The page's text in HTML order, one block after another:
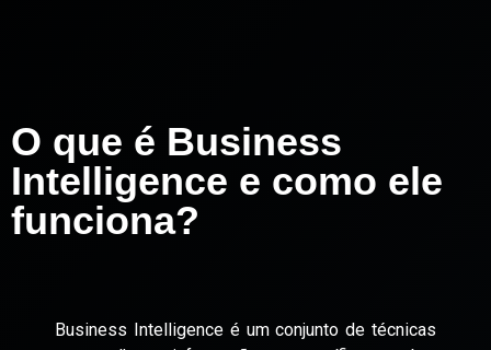
O que é Business
Intelligence e como ele
funciona?
Business Intelligence é um conjunto de técnicas